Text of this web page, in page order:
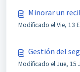
Minorar un
Modificado el Vie, 13
Gestión del
Modificado el Jue, 15